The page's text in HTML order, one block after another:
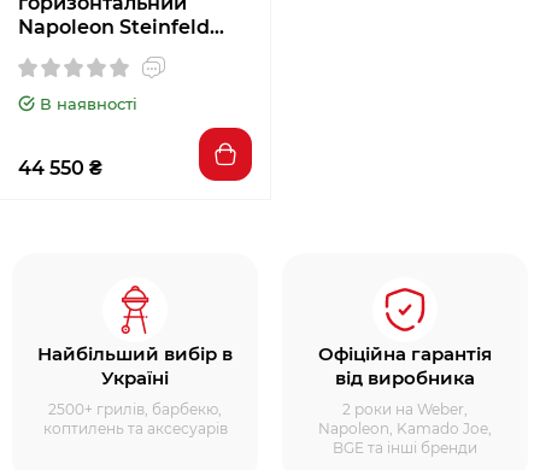
Napoleon Steinfeld
В наявності
44 550 ₴
Найбільший вибір в
Україні
2500+ грилів, барбекю,
коптилень та аксесуарів
Офіційна гарантія
від виробника
2 роки на Weber,
Napoleon, Kamado Joe,
BGE та інші бренди